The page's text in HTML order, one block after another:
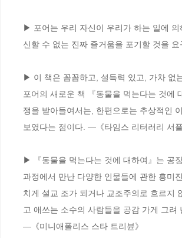
▶ 포어는 우리 자신이 우리가 하는 일에
신할 수 없는 진짜 즐거움을 포기할 것을
▶ 이 책은 꼼꼼하고, 설득력 있고, 가차 없
포어의 새로운 책 『동물을 먹는다는 것에
쟁을 받아들여서는, 한편으로는 추상적인
보였다는 점이다. ―《타임스 리터러리 서플
▶ 『동물을 먹는다는 것에 대하여』는 공
과정에서 만난 다양한 인물들에 관한 흥미
치게 설교 조가 되거나 교조주의로 흐르지
고 애쓰는 소수의 사람들을 공감 가게 그려
―《미니애폴리스 스타 트리뷴》